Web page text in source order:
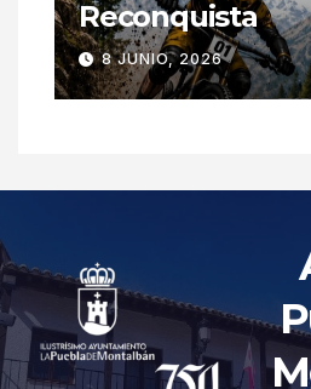
Reconquista
8 JUNIO, 2026